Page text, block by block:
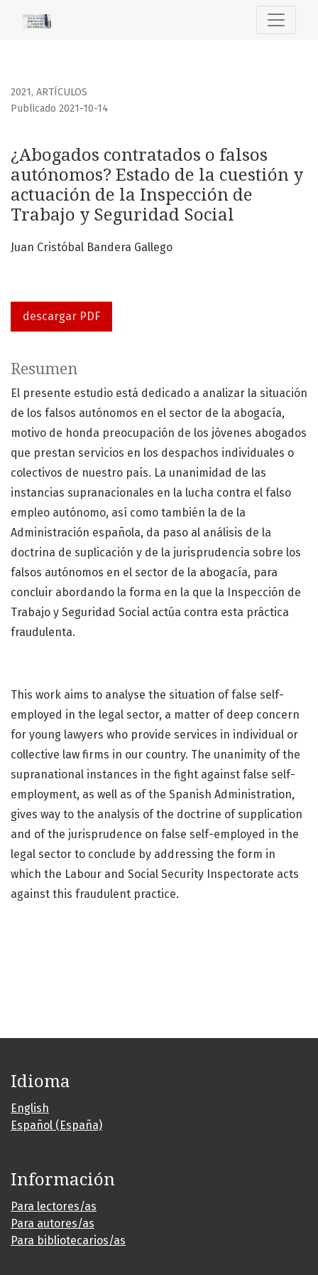
¿Abogados contratados o falsos autónomos? Estado de
2021, ARTÍCULOS
¿Abogados contratados o falsos
autónomos? Estado de la cuestión y
actuación de la Inspección de
Trabajo y Seguridad Social
Publicado 2021-10-14
Juan Cristóbal Bandera Gallego
descargar PDF
Resumen
El presente estudio está dedicado a analizar la situación
de los falsos autónomos en el sector de la abogacía,
motivo de honda preocupación de los jóvenes abogados
que prestan servicios en los despachos individuales o
colectivos de nuestro país. La unanimidad de las
instancias supranacionales en la lucha contra el falso
empleo autónomo, así como también la de la
Administración española, da paso al análisis de la
doctrina de suplicación y de la jurisprudencia sobre los
falsos autónomos en el sector de la abogacía, para
concluir abordando la forma en la que la Inspección de
Trabajo y Seguridad Social actúa contra esta práctica
fraudulenta.
This work aims to analyse the situation of false self-
employed in the legal sector, a matter of deep concern
for young lawyers who provide services in individual or
collective law firms in our country. The unanimity of the
supranational instances in the fight against false self-
employment, as well as of the Spanish Administration,
gives way to the analysis of the doctrine of supplication
and of the jurisprudence on false self-employed in the
legal sector to conclude by addressing the form in
which the Labour and Social Security Inspectorate acts
against this fraudulent practice.
Idioma
English
Español (España)
Información
Para lectores/as
Para autores/as
Para bibliotecarios/as